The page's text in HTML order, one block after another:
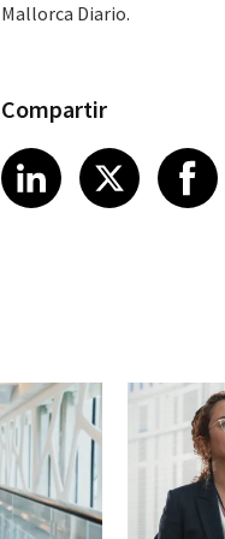
Mallorca Diario.
Compartir
Share article
LinkedIn
Share
X